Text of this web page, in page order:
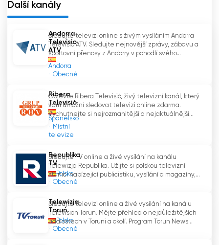
Další kanály
Andorra
Televisio
ATV
Andorra
Obecné
Sledujte televizi online s živým vysíláním Andorra
Televisio ATV. Sledujte nejnovější zprávy, zábavu a
sportovní přenosy z Andorry v pohodlí svého...
Ribera
Televisió
Španělsko
Místní
televize
Objevte Ribera Televisió, živý televizní kanál, který
vám umožní sledovat televizi online zdarma.
Vychutnejte si nejrozmanitější a nejaktuálnější...
Republika
TV
Polsko
Obecné
Sledujte TV online a živé vysílání na kanálu
Telewizja Republika. Užijte si polskou televizní
stanici nabízející publicistiku, vysílání a magazíny,...
Telewizja
Toruń
Polsko
Obecné
Sledujte televizi online a živé vysílání na kanálu
Television Torun. Mějte přehled o nejdůležitějších
událostech v Toruni a okolí. Program Torun News...